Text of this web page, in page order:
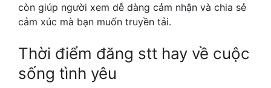
còn giúp người xem dễ dàng cảm nhận và chia sẻ
cảm xúc mà bạn muốn truyền tải.
Thời điểm đăng stt hay về cuộc
sống tình yêu